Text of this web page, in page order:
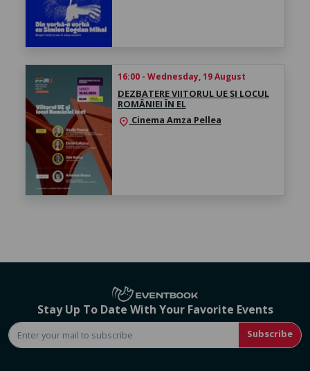
16:00 - Wednesday, 19 August
DEZBATERE VIITORUL UE ȘI LOCUL
ROMÂNIEI ÎN EL
location_on Cinema Amza Pellea
Stay Up To Date With Your Favorite Events
Subscribe